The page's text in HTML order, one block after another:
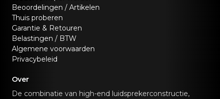
Beoordelingen / Artikelen
Thuis proberen
Garantie & Retouren
Belastingen / BTW
Algemene voorwaarden
Privacybeleid
Over
De combinatie van high-end luidsprekerconstructie,